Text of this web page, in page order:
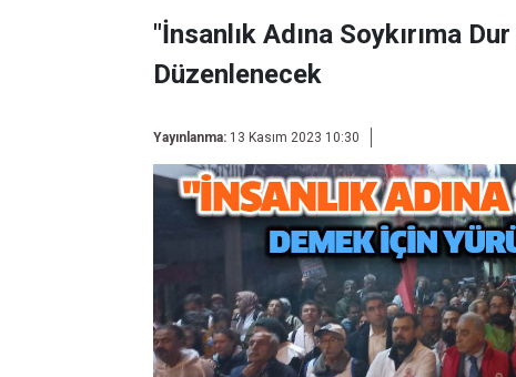
"İnsanlık Adına Soykırıma
Düzenlenecek
Yayınlanma: 13 Kasım 2023 10:30